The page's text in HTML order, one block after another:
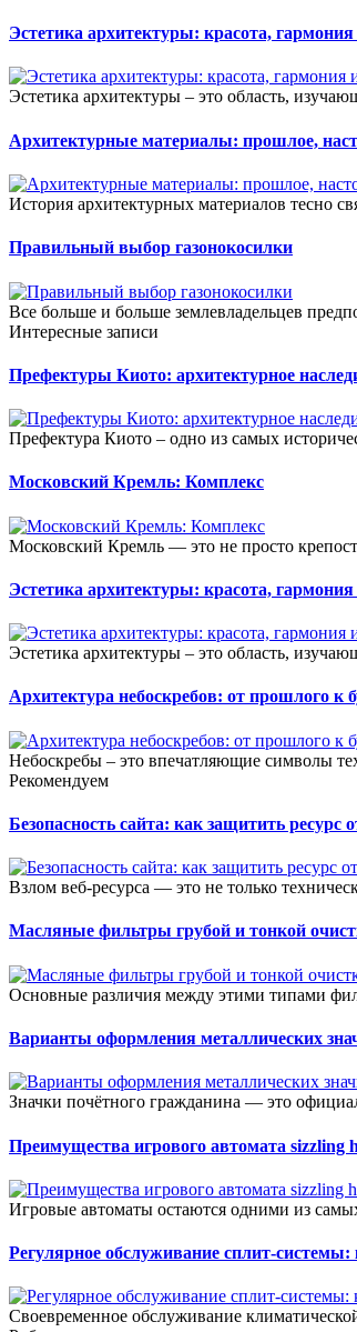
Эстетика архитектуры: красота,
Эстетика архитектуры – это область,
Архитектурные материалы: прошлое,
История архитектурных материалов тесно
Правильный выбор газонокосилки
Все больше и больше землевладельцев
Интересные записи
Префектуры Киото: архитектурное
Префектура Киото – одно из самых
Московский Кремль: Комплекс
Московский Кремль — это не просто
Эстетика архитектуры: красота,
Эстетика архитектуры – это область,
Архитектура небоскребов: от прошлого к
Небоскребы – это впечатляющие символы
Рекомендуем
Безопасность сайта: как защитить ресурс
Взлом веб-ресурса — это не только
Масляные фильтры грубой и тонкой
Основные различия между этими типами
Варианты оформления металлических
Значки почётного гражданина — это
Преимущества игрового автомата sizzling
Игровые автоматы остаются одними из
Регулярное обслуживание сплит-
Своевременное обслуживание